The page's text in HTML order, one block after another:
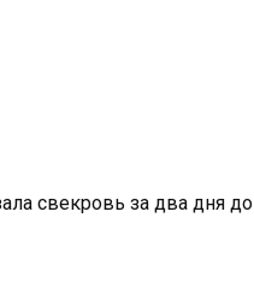
свекровь за два дня до